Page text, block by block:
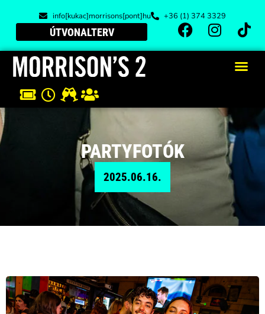
info[kukac]morrisons[pont]hu +36 (1) 374 3329
ÚTVONALTERV
PARTYFOTÓK
2025.06.16.